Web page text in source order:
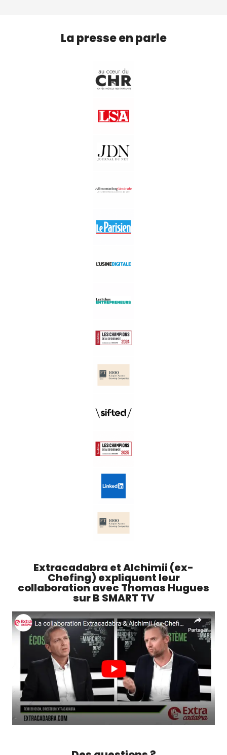
La presse en parle
Extracadabra et Alchimii (ex-
Chefing) expliquent leur
collaboration avec Thomas Hugues
sur B SMART TV